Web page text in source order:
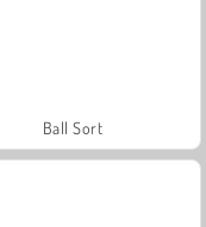
Ball Sort